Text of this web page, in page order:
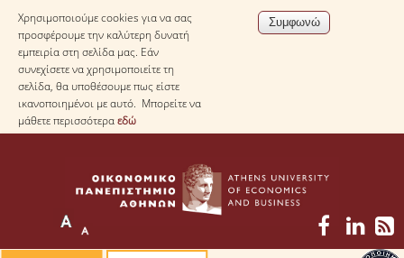
Χρησιμοποιούμε cookies για να σας
προσφέρουμε την καλύτερη δυνατή
εμπειρία στη σελίδα μας. Εάν
συνεχίσετε να χρησιμοποιείτε τη
σελίδα, θα υποθέσουμε πως είστε
ικανοποιημένοι με αυτό. Μπορείτε να
μάθετε περισσότεραεδώ